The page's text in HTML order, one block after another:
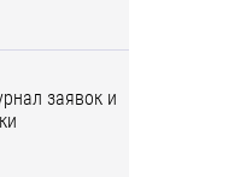
заявок и